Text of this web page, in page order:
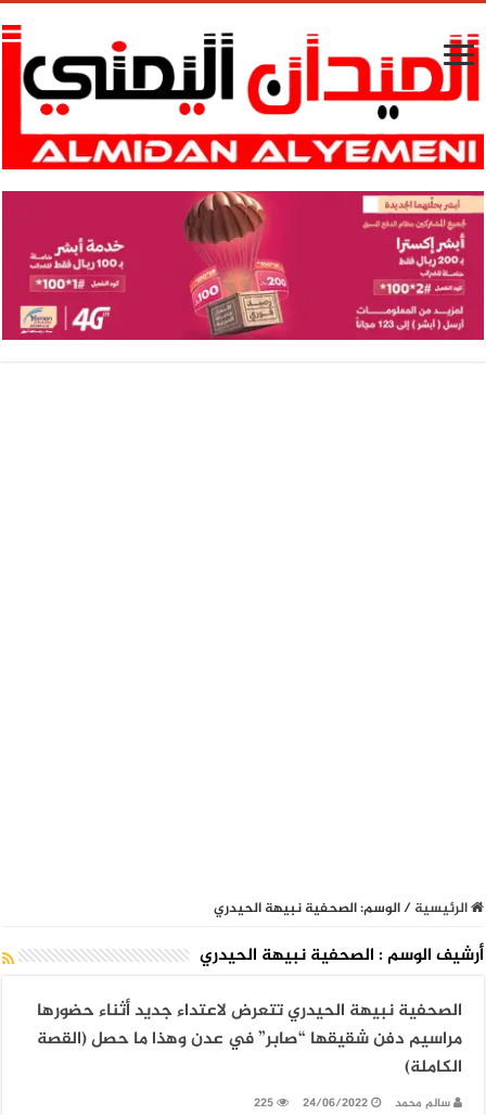
الرئيسية/الوسم:الصحفية نبيهة الحيدري
أرشيف الوسم : الصحفية نبيهة الحيدري
الصحفية نبيهة الحيدري تتعرض لاعتداء جديد أثناء حضورها
مراسيم دفن شقيقها “صابر” في عدن وهذا ما حصل (القصة
الكاملة)
سالم محمد 24/06/2022
225